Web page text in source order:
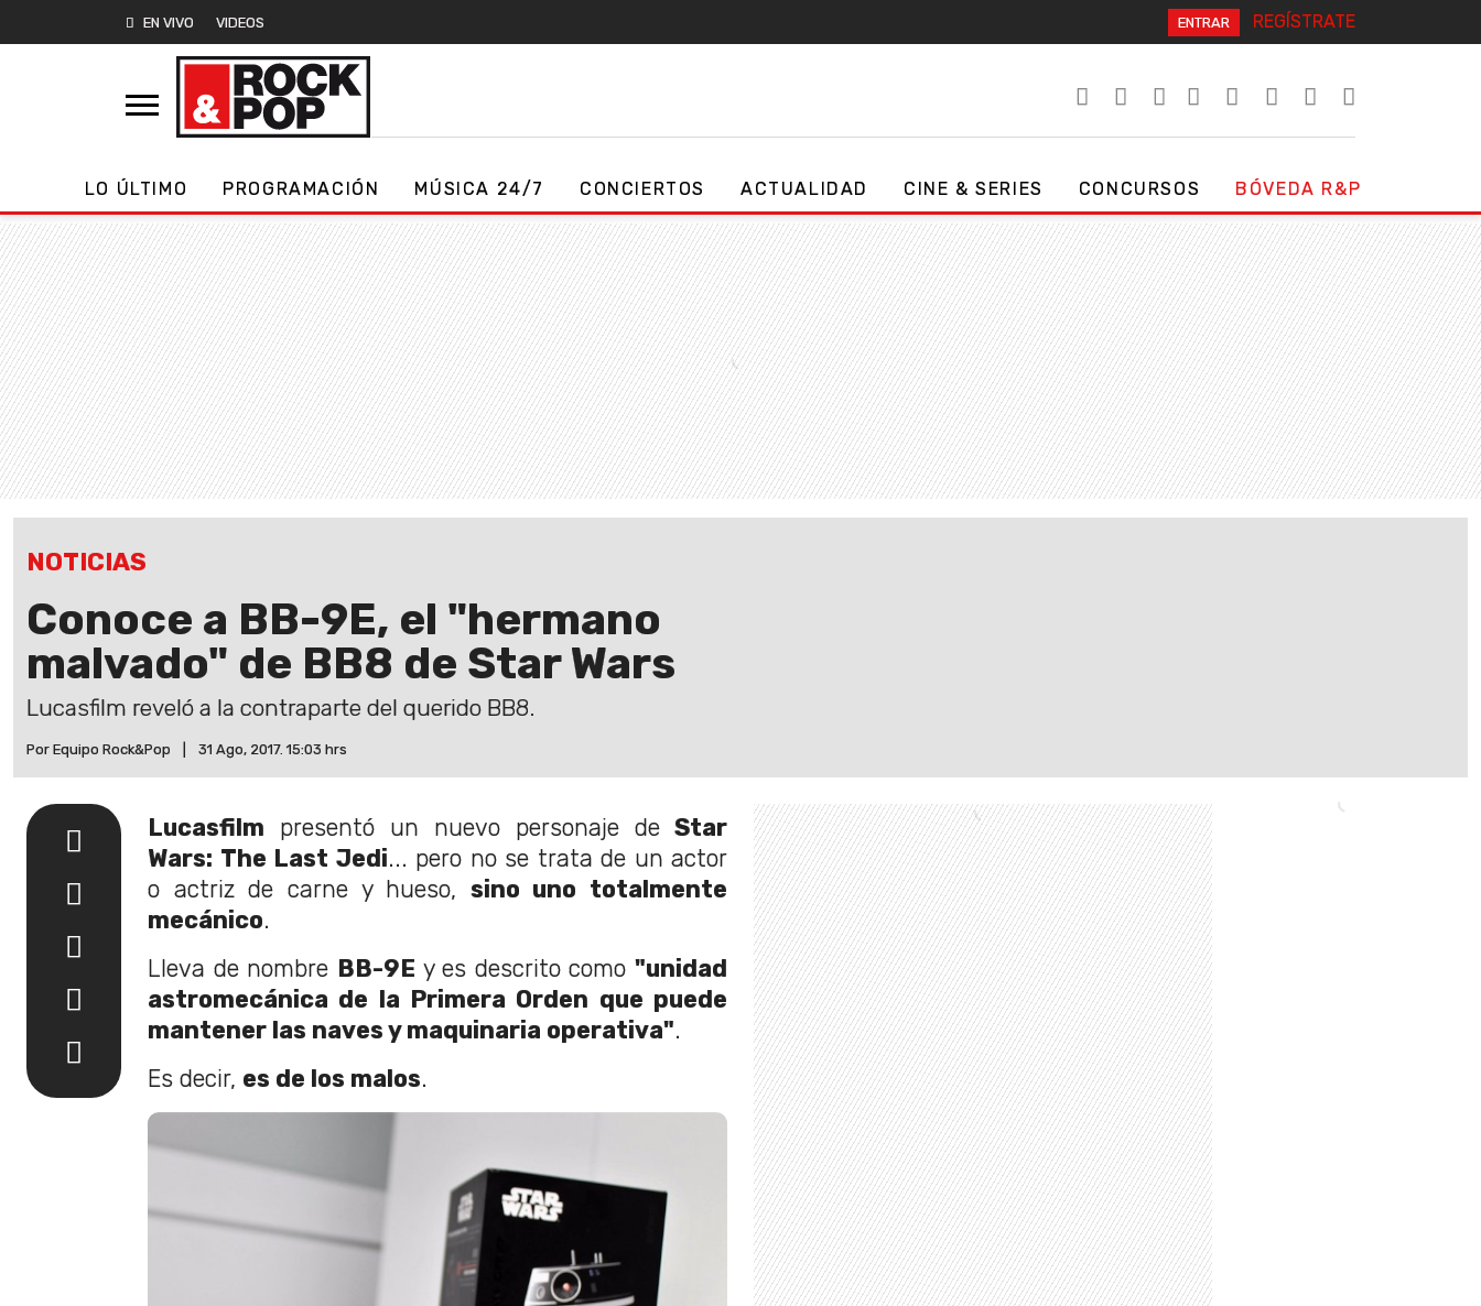
EN VIVO VIDEOS ENTRAR REGÍSTRATE
LO ÚLTIMO PROGRAMACIÓN MÚSICA 24/7 CONCIERTOS ACTUALIDAD CINE & SERIES CONCURSOS BÓVEDA R&P
NOTICIAS
Conoce a BB-9E, el "hermano
malvado" de BB8 de Star Wars
Lucasfilm reveló a la contraparte del querido BB8.
Por Equipo Rock&Pop 31 Ago, 2017. 15:03 hrs
Lucasfilm presentó un nuevo personaje de Star
Wars: The Last Jedi... pero no se trata de un actor
o actriz de carne y hueso, sino uno totalmente
mecánico.
Lleva de nombre BB-9E y es descrito como "unidad
astromecánica de la Primera Orden que puede
mantener las naves y maquinaria operativa".
Es decir, es de los malos.